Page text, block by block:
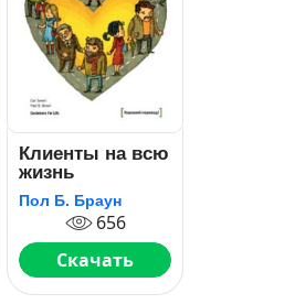
Клиенты на всю
жизнь
Пол Б. Браун
656
Скачать